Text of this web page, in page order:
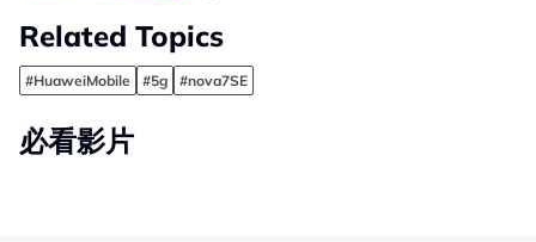
Related Topics
#HuaweiMobile #5g #nova7SE
必看影片